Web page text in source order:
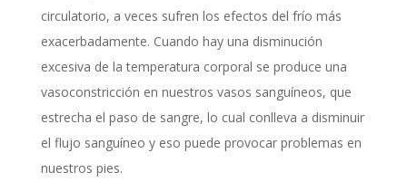
circulatorio, a veces sufren los efectos del frío más
exacerbadamente. Cuando hay una disminución
excesiva de la temperatura corporal se produce una
vasoconstricción en nuestros vasos sanguíneos, que
estrecha el paso de sangre, lo cual conlleva a disminuir
el flujo sanguíneo y eso puede provocar problemas en
nuestros pies.